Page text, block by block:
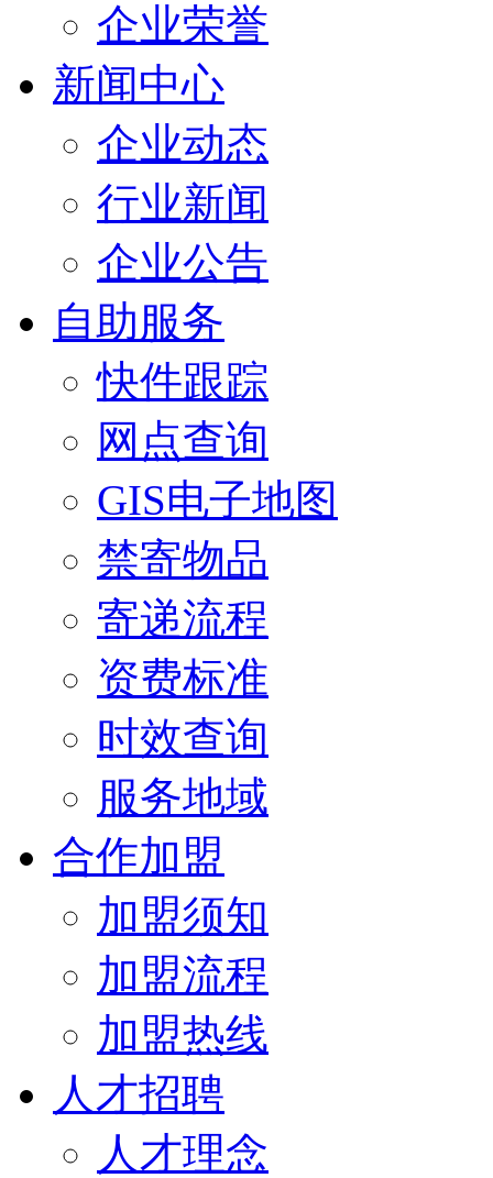
企业荣誉
新闻中心
企业动态
行业新闻
企业公告
自助服务
快件跟踪
网点查询
GIS电子地图
禁寄物品
寄递流程
资费标准
时效查询
服务地域
合作加盟
加盟须知
加盟流程
加盟热线
人才招聘
人才理念